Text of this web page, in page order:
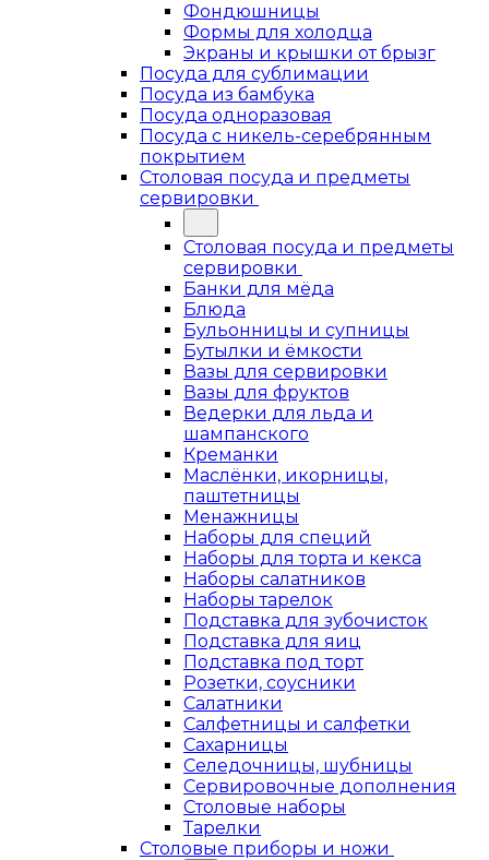
Фондюшницы
Формы для холодца
Экраны и крышки от брызг
Посуда для сублимации
Посуда из бамбука
Посуда одноразовая
Посуда с никель-серебрянным
покрытием
Столовая посуда и предметы
сервировки
Столовая посуда и предметы
сервировки
Банки для мёда
Блюда
Бульонницы и супницы
Бутылки и ёмкости
Вазы для сервировки
Вазы для фруктов
Ведерки для льда и
шампанского
Креманки
Маслёнки, икорницы,
паштетницы
Менажницы
Наборы для специй
Наборы для торта и кекса
Наборы салатников
Наборы тарелок
Подставка для зубочисток
Подставка для яиц
Подставка под торт
Розетки, соусники
Салатники
Салфетницы и салфетки
Сахарницы
Селедочницы, шубницы
Сервировочные дополнения
Столовые наборы
Тарелки
Столовые приборы и ножи